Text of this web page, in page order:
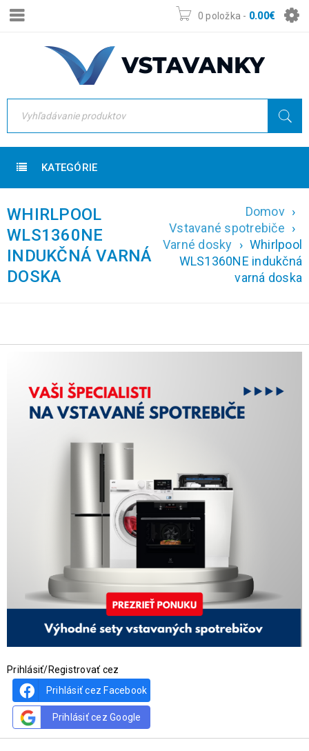
0 položka - 0.00€
KATEGÓRIE
WHIRLPOOL
WLS1360NE
INDUKČNÁ VARNÁ
DOSKA
Domov ›
Vstavané spotrebiče ›
Varné dosky › Whirlpool
WLS1360NE indukčná
varná doska
Prihlásiť/Registrovať cez
Prihlásiť cez Facebook
Prihlásiť cez Google